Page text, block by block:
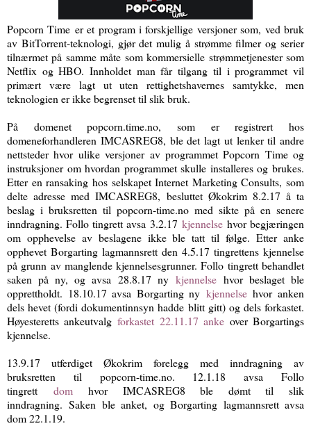
Popcorn Time er et program i forskjellige versjoner som, ved bruk
av BitTorrent-teknologi, gjør det mulig å strømme filmer og serier
tilnærmet på samme måte som kommersielle strømme­tjenester som
Netflix og HBO. Innholdet man får tilgang til i programmet vil
primært være lagt ut uten rettighetshavernes samtykke, men
teknologien er ikke begrenset til slik bruk.
På domenet popcorn.time.no, som er registrert hos
domeneforhandleren IMCASREG8, ble det lagt ut lenker til andre
nettsteder hvor ulike versjoner av programmet Popcorn Time og
instruksjoner om hvordan programmet skulle installeres og brukes.
Etter en ransaking hos selskapet Internet Marketing Consults, som
delte adresse med IMCASREG8, besluttet Økokrim 8.2.17 å ta
beslag i bruksretten til popcorn-time.no med sikte på en senere
inndragning. Follo tingrett avsa 3.2.17 kjennelsehvor begjæringen
om opphevelse av beslagene ikke ble tatt til følge. Etter anke
opphevet Borgarting lagmannsrett den 4.5.17 tingrettens kjennelse
på grunn av manglende kjennelsesgrunner. Follo tingrett behandlet
saken på ny, og avsa 28.8.17 ny kjennelsehvor beslaget ble
opprettholdt. 18.10.17 avsa Borgarting ny kjennelsehvor anken
dels hevet (fordi dokumentinnsyn hadde blitt gitt) og dels forkastet.
Høyesteretts ankeutvalgforkastet 22.11.17 ankeover Borgartings
kjennelse.
13.9.17 utferdiget Økokrim forelegg med inndragning av
bruksretten til popcorn-time.no. 12.1.18 avsa Follo
tingrett domhvor IMCASREG8 ble dømt til slik
inndragning. Saken ble anket, og Borgarting lagmannsrett avsa
dom 22.1.19.